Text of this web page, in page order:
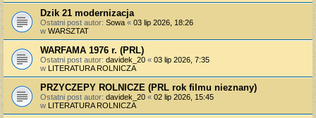
Dzik 21 modernizacja
Ostatni post autor: Sowa « 03 lip 2026, 18:26
w WARSZTAT
WARFAMA 1976 r. (PRL)
Ostatni post autor: davidek_20 « 03 lip 2026, 7:35
w LITERATURA ROLNICZA
PRZYCZEPY ROLNICZE (PRL rok filmu nieznany)
Ostatni post autor: davidek_20 « 02 lip 2026, 15:45
w LITERATURA ROLNICZA